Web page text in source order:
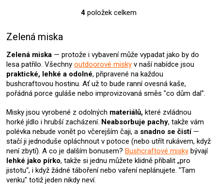
O
d
a
c
í
p
r
k
y
v
ý
p
i
s
4položek celkem
Zelená miska
Zelená miska — protože i vybavení může vypadat jako by do
lesa patřilo. Všechny outdoorové misky v naší nabídce jsou
praktické, lehké a odolné, připravené na každou
bushcraftovou hostinu. Ať už to bude ranní ovesná kaše,
pořádná porce guláše nebo improvizovaná směs "co dům dal".
Misky jsou vyrobené z odolných materiálů, které zvládnou
horké jídlo i hrubší zacházení. Neabsorbuje pachy, takže vám
polévka nebude vonět po včerejším čaji, a snadno se čistí—
stačí ji jednoduše opláchnout v potoce (nebo utřít rukávem, když
není zbytí). A co je dalším bonusem? Bushcraftové misky bývají
lehké jako pírko, takže si jednu můžete klidně přibalit „pro
jistotu“, i když žádné táboření nebo vaření neplánujete. "Tam
venku" totiž jeden nikdy neví.